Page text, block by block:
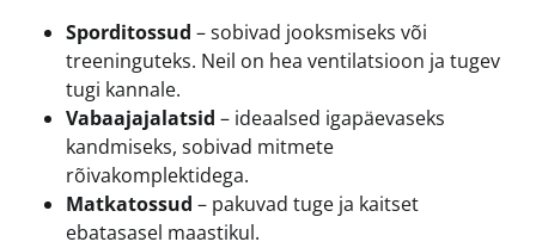
Sporditossud – sobivad jooksmiseks või
treeninguteks. Neil on hea ventilatsioon ja tugev
tugi kannale.
Vabaajajalatsid – ideaalsed igapäevaseks
kandmiseks, sobivad mitmete
rõivakomplektidega.
Matkatossud – pakuvad tuge ja kaitset
ebatasasel maastikul.